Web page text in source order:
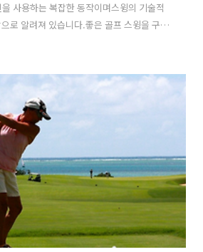
사용하는 복잡한 동작이며스윙의 기술적
로 알려져 있습니다.좋은 골프 스윙을 구성
의견이 있습니다. 일반적으로 성공적인 골
데 동의합니다. 백스윙, 다운스윙, 업스윙
전체가 흔들림 없이 스윙을 한다면 미스샷이
수 있습니다. 복잡한 모션 골프 스윙의 목표
전달하여 클럽 헤드가 공과 접촉할 때 그
날려 보내는 것입니다. 스윙을 하기 전에